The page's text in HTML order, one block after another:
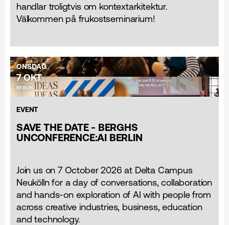
handlar troligtvis om kontextarkitektur.
Välkommen på frukostseminarium!
ONSDAG
7 OKT
BERLIN
EVENT
SAVE THE DATE - BERGHS
UNCONFERENCE:AI BERLIN
Join us on 7 October 2026 at Delta Campus
Neukölln for a day of conversations, collaboration
and hands-on exploration of AI with people from
across creative industries, business, education
and technology.